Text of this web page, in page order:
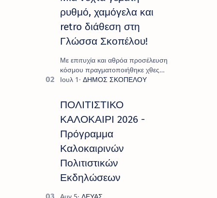
ρυθμό, χαμόγελα και
retro διάθεση στη
Γλώσσα Σκοπέλου!
Με επιτυχία και αθρόα προσέλευση
κόσμου πραγματοποιήθηκε χθες
Σάββατο 8 Αυγούστου το
ΠΟΛΙΤΙΣΤΙΚΟ
ΚΑΛΟΚΑΙΡΙ 2026 -
Πρόγραμμα
Καλοκαιρινών
Πολιτιστικών
Εκδηλώσεων